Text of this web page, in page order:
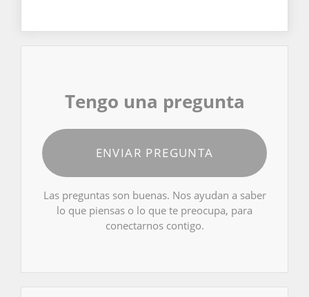
Tengo una pregunta
ENVIAR PREGUNTA
Las preguntas son buenas. Nos ayudan a saber
lo que piensas o lo que te preocupa, para
conectarnos contigo.